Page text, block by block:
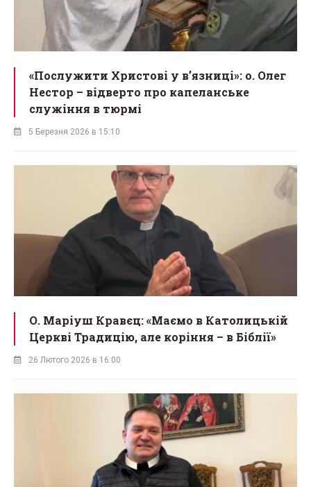
«Послужити Христові у вʼязниці»: о. Олег
Нестор – відверто про капеланське
служіння в тюрмі
5 Березня 2026 в 15:10
О. Маріуш Кравєц: «Маємо в Католицькій
Церкві Традицію, але коріння – в Біблії»
26 Лютого 2026 в 16:00